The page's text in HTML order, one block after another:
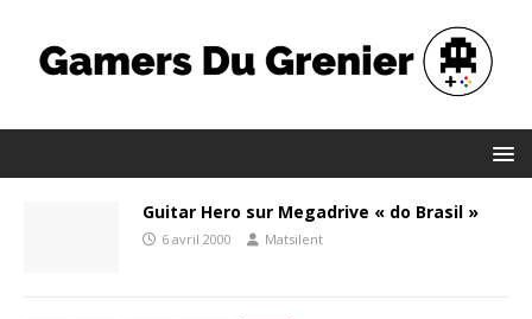
Guitar Hero sur Megadrive « do Brasil »
6 avril 2000 Matsilent